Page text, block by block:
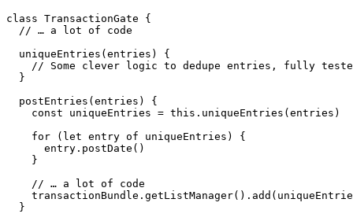
class TransactionGate {
// … a lot of code
uniqueEntries(entries) {
// Some clever logic to dedupe entries, fully
}
postEntries(entries) {
const uniqueEntries = this.uniqueEntries(entries)
for (let entry of uniqueEntries) {
entry.postDate()
}
// … a lot of code
}